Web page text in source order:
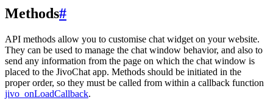
Methods#
API methods allow you to customise chat widget on your website.
They can be used to manage the chat window behavior, and also to
send any information from the page on which the chat window is
placed to the JivoChat app. Methods should be initiated in the
proper order, so they must be called from within a callback function
jivo_onLoadCallback.